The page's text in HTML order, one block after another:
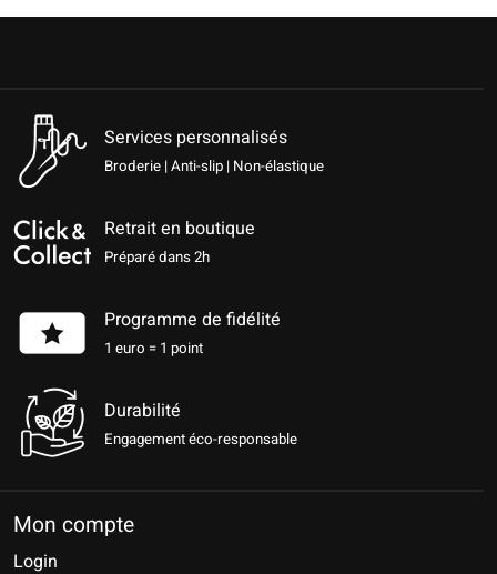
Services personnalisés
Broderie | Anti-slip | Non-élastique
Retrait en boutique
Préparé dans 2h
Programme de fidélité
1 euro = 1 point
Durabilité
Engagement éco-responsable
Mon compte
Login